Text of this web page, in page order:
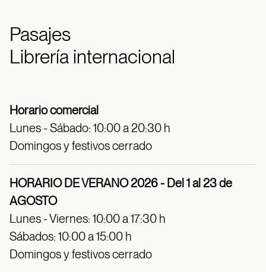
Pasajes
Librería internacional
Horario comercial
Lunes - Sábado: 10:00 a 20:30 h
Domingos y festivos cerrado
HORARIO DE VERANO 2026 - Del 1 al 23 de
AGOSTO
Lunes - Viernes: 10:00 a 17:30 h
Sábados: 10:00 a 15:00 h
Domingos y festivos cerrado